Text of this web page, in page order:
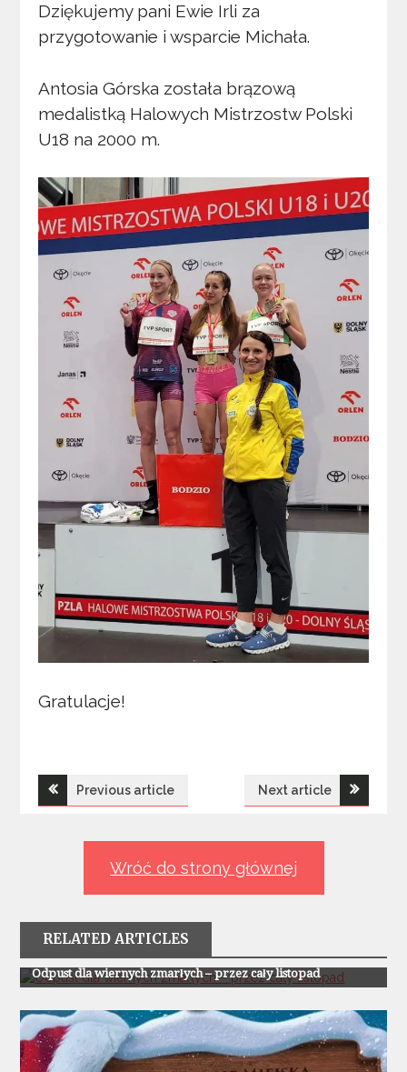
Dziękujemy pani Ewie Irli za
przygotowanie i wsparcie Michała.
Antosia Górska została brązową
medalistką Halowych Mistrzostw Polski
U18 na 2000 m.
Gratulacje!
Nawigacja
Previous article Next article
Wróć do strony głównej
RELATED ARTICLES
Z Życia Parafii
Odpust dla wiernych zmarłych – przez cały listopad